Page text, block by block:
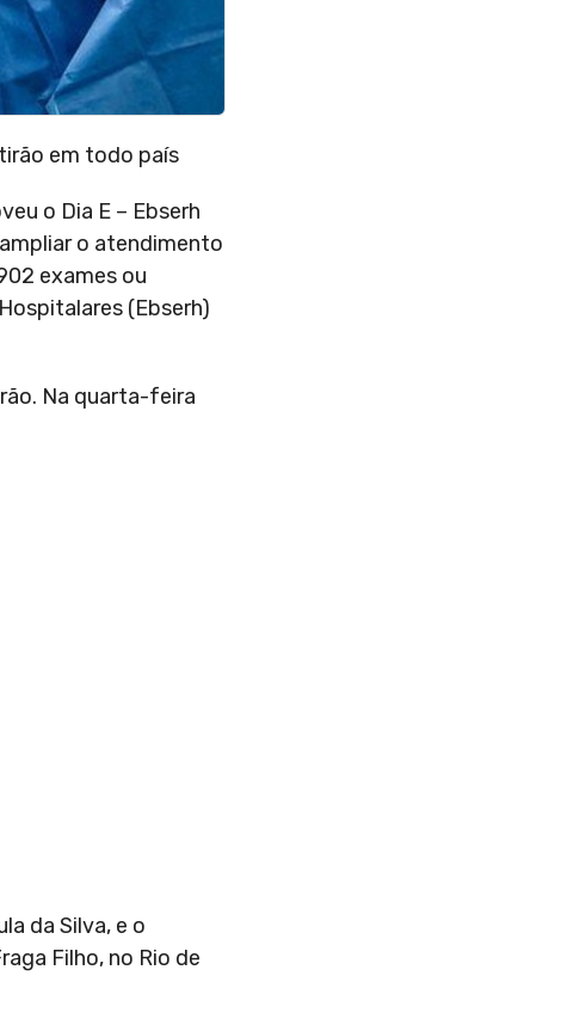
em todo país
o Dia E – Ebserh
o atendimento
exames ou
(Ebserh)
Na quarta-feira
da Silva, e o
Filho, no Rio de